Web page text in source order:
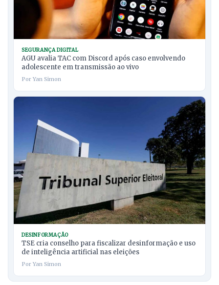
SEGURANÇA DIGITAL
AGU avalia TAC com Discord após caso envolvendo
adolescente em transmissão ao vivo
Por Yan Simon
DESINFORMAÇÃO
TSE cria conselho para fiscalizar desinformação e uso
de inteligência artificial nas eleições
Por Yan Simon